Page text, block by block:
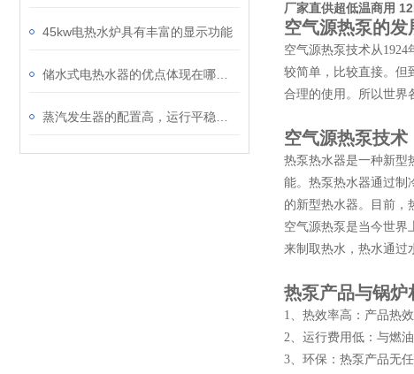
45kw电热水炉具有丰富的显示功能
厂家直供超低温商用
空气源热泵的发
空气源热泵技术从1924
较简单，比较直接。但
合理的使用。所以世界
空气源热泵技术
热泵热水器是一种新型
能。热泵热水器通过制
的新型热水器。目前，
空气源热泵是当今世界
来制取热水，热水通过
热泵产品与锅炉
1、热效率高：产品热
2、运行费用低：与燃
3、环保：热泵产品无